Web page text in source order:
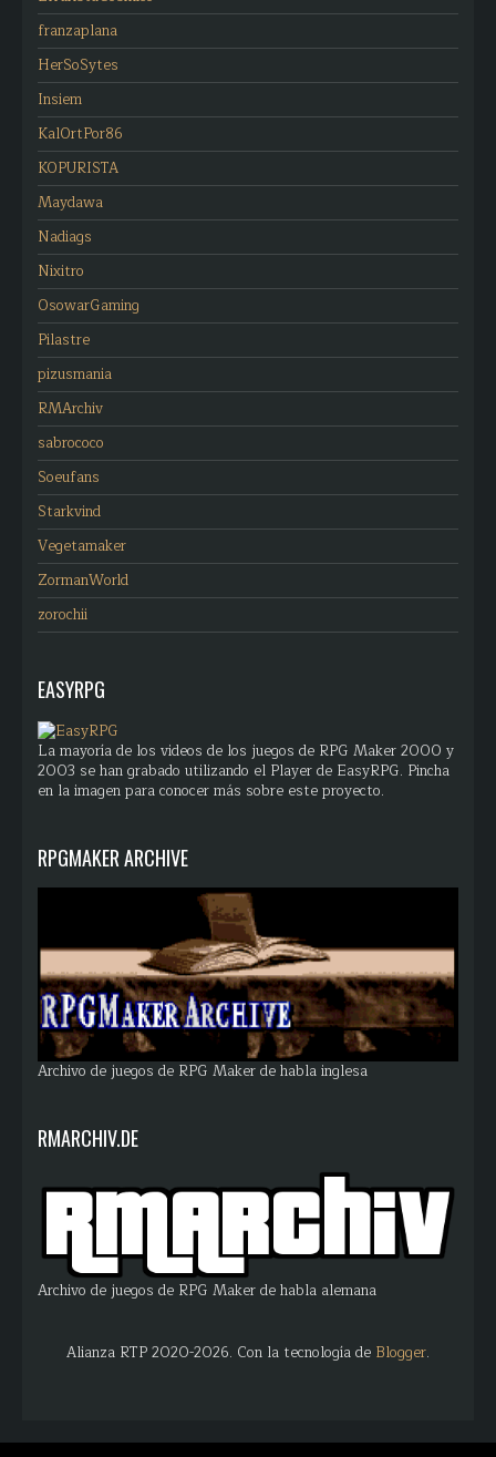
franzaplana
HerSoSytes
Insiem
KalOrtPor86
KOPURISTA
Maydawa
Nadiags
Nixitro
OsowarGaming
Pilastre
pizusmania
RMArchiv
sabrococo
Soeufans
Starkvind
Vegetamaker
ZormanWorld
zorochii
EASYRPG
La mayoría de los videos de los juegos de RPG Maker 2000 y
2003 se han grabado utilizando el Player de EasyRPG. Pincha
en la imagen para conocer más sobre este proyecto.
RPGMAKER ARCHIVE
Archivo de juegos de RPG Maker de habla inglesa
RMARCHIV.DE
Archivo de juegos de RPG Maker de habla alemana
Alianza RTP 2020-2026. Con la tecnología de Blogger.